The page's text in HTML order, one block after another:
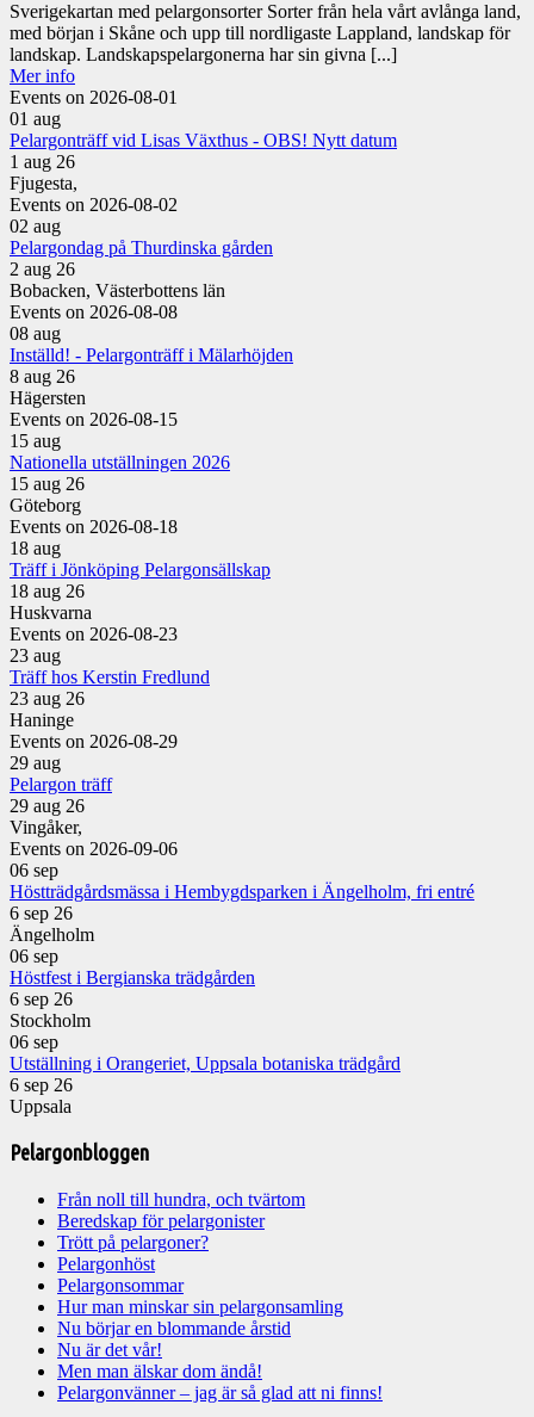
Sverigekartan med pelargonsorter Sorter från hela vårt avlånga land,
med början i Skåne och upp till nordligaste Lappland, landskap för
landskap. Landskapspelargonerna har sin givna [...]
Mer info
Events on 2026-08-01
01 aug
Pelargonträff vid Lisas Växthus - OBS! Nytt datum
1 aug 26
Fjugesta,
Events on 2026-08-02
02 aug
Pelargondag på Thurdinska gården
2 aug 26
Bobacken, Västerbottens län
Events on 2026-08-08
08 aug
Inställd! - Pelargonträff i Mälarhöjden
8 aug 26
Hägersten
Events on 2026-08-15
15 aug
Nationella utställningen 2026
15 aug 26
Göteborg
Events on 2026-08-18
18 aug
Träff i Jönköping Pelargonsällskap
18 aug 26
Huskvarna
Events on 2026-08-23
23 aug
Träff hos Kerstin Fredlund
23 aug 26
Haninge
Events on 2026-08-29
29 aug
Pelargon träff
29 aug 26
Vingåker,
Events on 2026-09-06
06 sep
Höstträdgårdsmässa i Hembygdsparken i Ängelholm, fri entré
6 sep 26
Ängelholm
06 sep
Höstfest i Bergianska trädgården
6 sep 26
Stockholm
06 sep
Utställning i Orangeriet, Uppsala botaniska trädgård
6 sep 26
Uppsala
Pelargonbloggen
Från noll till hundra, och tvärtom
Beredskap för pelargonister
Trött på pelargoner?
Pelargonhöst
Pelargonsommar
Hur man minskar sin pelargonsamling
Nu börjar en blommande årstid
Nu är det vår!
Men man älskar dom ändå!
Pelargonvänner – jag är så glad att ni finns!